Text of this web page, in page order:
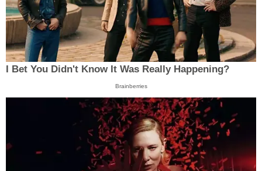
I Bet You Didn't Know It Was Really Happening?
Brainberries